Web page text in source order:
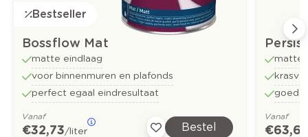
Bestseller
Bossflow Mat
matte eindlaag
voor binnenmuren en plafonds
perfect egaal eindresultaat
Vanaf
€ 32,73/liter Bestel
matte
goed
Vanaf
€